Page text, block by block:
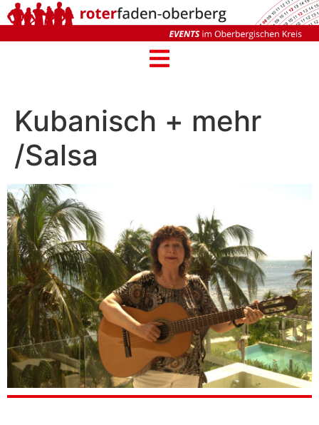
Kubanisch + mehr
/Salsa